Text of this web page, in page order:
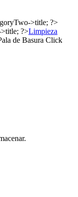
Limpieza
de Basura Click